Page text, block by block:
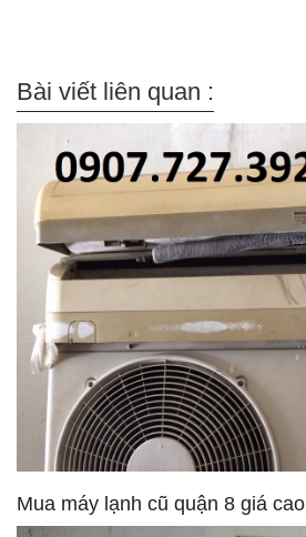
Bài viết liên quan :
Mua máy lạnh cũ quận 8 giá cao